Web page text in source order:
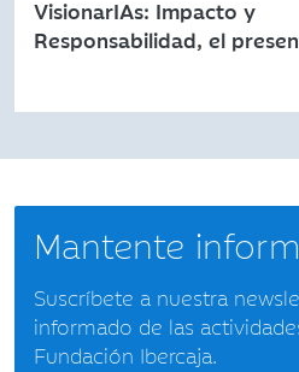
VisionarIAs: Impacto y
Responsabilidad, el
Mantente
Suscríbete a nuestra
informado de las
Fundación Ibercaja.